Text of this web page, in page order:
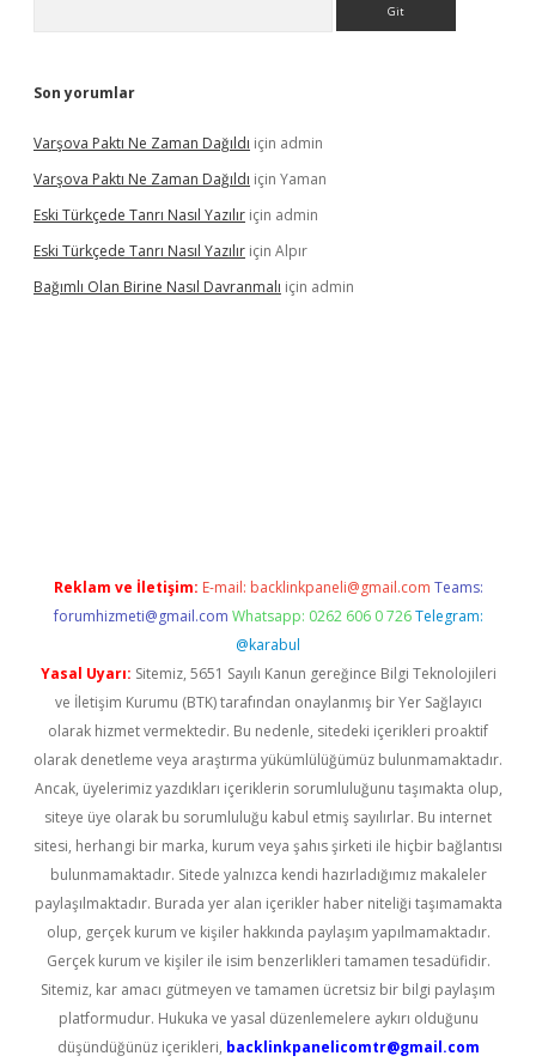
Son yorumlar
Varşova Paktı Ne Zaman Dağıldı için admin
Varşova Paktı Ne Zaman Dağıldı için Yaman
Eski Türkçede Tanrı Nasıl Yazılır için admin
Eski Türkçede Tanrı Nasıl Yazılır için Alpır
Bağımlı Olan Birine Nasıl Davranmalı için admin
Reklam ve İletişim: E-mail: backlinkpaneli@gmail.com Teams:
forumhizmeti@gmail.com Whatsapp: 0262 606 0 726 Telegram:
@karabul
Yasal Uyarı: Sitemiz, 5651 Sayılı Kanun gereğince Bilgi Teknolojileri
ve İletişim Kurumu (BTK) tarafından onaylanmış bir Yer Sağlayıcı
olarak hizmet vermektedir. Bu nedenle, sitedeki içerikleri proaktif
olarak denetleme veya araştırma yükümlülüğümüz bulunmamaktadır.
Ancak, üyelerimiz yazdıkları içeriklerin sorumluluğunu taşımakta olup,
siteye üye olarak bu sorumluluğu kabul etmiş sayılırlar. Bu internet
sitesi, herhangi bir marka, kurum veya şahıs şirketi ile hiçbir bağlantısı
bulunmamaktadır. Sitede yalnızca kendi hazırladığımız makaleler
paylaşılmaktadır. Burada yer alan içerikler haber niteliği taşımamakta
olup, gerçek kurum ve kişiler hakkında paylaşım yapılmamaktadır.
Gerçek kurum ve kişiler ile isim benzerlikleri tamamen tesadüfidir.
Sitemiz, kar amacı gütmeyen ve tamamen ücretsiz bir bilgi paylaşım
platformudur. Hukuka ve yasal düzenlemelere aykırı olduğunu
düşündüğünüz içerikleri, backlinkpanelicomtr@gmail.com